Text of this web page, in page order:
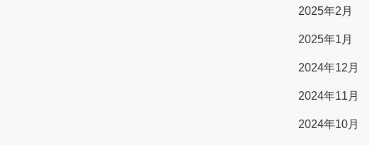
2025年2月
2025年1月
2024年12月
2024年11月
2024年10月